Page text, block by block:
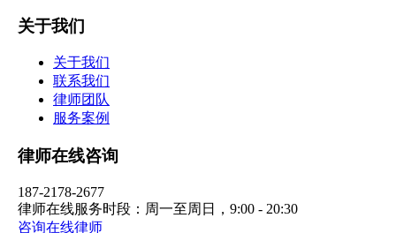
关于我们
关于我们
联系我们
律师团队
服务案例
律师在线咨询
187-2178-2677
律师在线服务时段：周一至周日，9:00 - 20:30
咨询在线律师